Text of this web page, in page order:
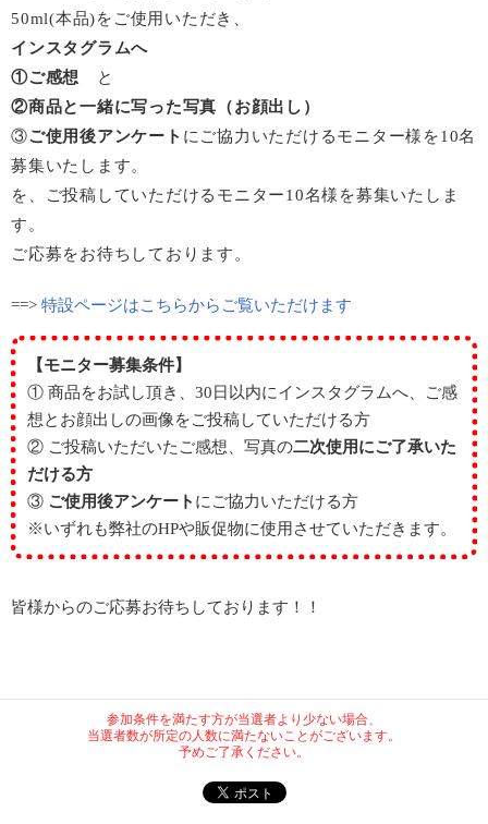
50ml(本品)をご使用いただき、
インスタグラムへ
①ご感想 と
②商品と一緒に写った写真（お顔出し）
③ご使用後アンケート にご協力いただけるモニター様を10名
募集いたします。
を、ご投稿していただけるモニター10名様を募集いたしま
す。
ご応募をお待ちしております。
==> 特設ページはこちらからご覧いただけます
【モニター募集条件】
① 商品をお試し頂き、30日以内にインスタグラムへ、ご感
想とお顔出しの画像をご投稿していただける方
② ご投稿いただいたご感想、写真の二次使用にご了承いた
だける方
③ ご使用後アンケート にご協力いただける方
※いずれも弊社のHPや販促物に使用させていただきます。
皆様からのご応募お待ちしております！！
参加条件を満たす方が当選者より少ない場合、
当選者数が所定の人数に満たないことがございます。
予めご了承ください。